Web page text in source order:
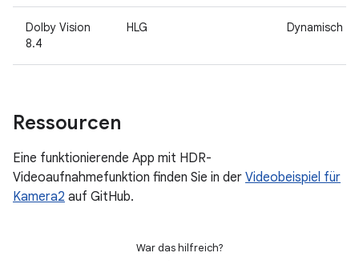
Dolby Vision
8.4
HLG Dynamisch
Ressourcen
Eine funktionierende App mit HDR-
Videoaufnahmefunktion finden Sie in der Videobeispiel für
Kamera2 auf GitHub.
War das hilfreich?